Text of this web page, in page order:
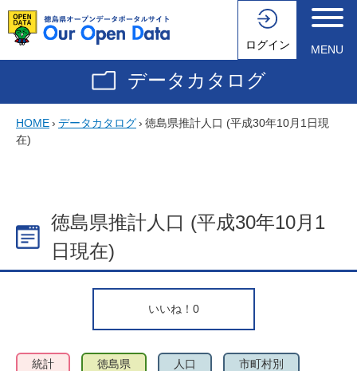
ログイン MENU
データカタログ
HOME› データカタログ› 徳島県推計人口 (平成30年10月1日現
在)
徳島県推計人口 (平成30年10月1
日現在)
いいね！ 0
統計 徳島県 人口 市町村別